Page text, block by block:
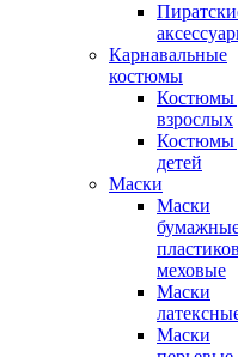
Карнавальные
костюмы
Костюмы
взрослых
Костюмы
детей
Маски
Маски
меховые
Маски
Маски